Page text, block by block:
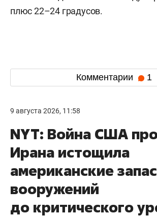
плюс 22–24 градусов.
Комментарии 1
9 августа 2026, 11:58
NYT: Война США
Ирана истощила
американские
вооружений
до критического